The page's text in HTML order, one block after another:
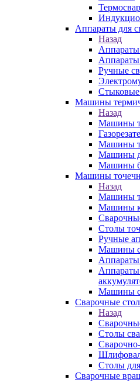
Аппараты для
Назад
Аппараты
Аппараты
Ручные
Стыковые
Машины
Назад
Машины
Машины
Машины
Машины
Машины
Назад
Машины
Машины
Столы
Ручные
Машины
Аппараты
Аппараты
Машины
Сварочные
Назад
Столы
Столы
Сварочные